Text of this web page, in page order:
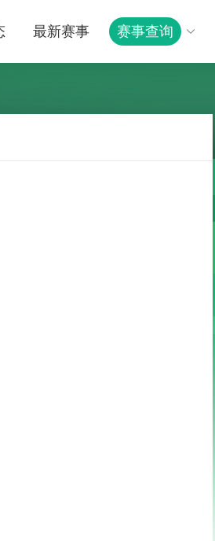
最新赛事 赛事查询